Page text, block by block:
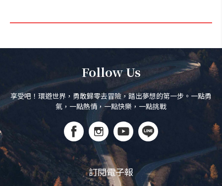
Follow Us
享受吧！環遊世界，勇敢歸零去冒險，踏出夢想的第一步。一點勇
氣，一點熱情，一點快樂，一點挑戰
訂閱電子報